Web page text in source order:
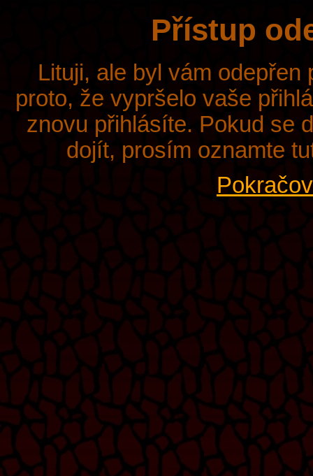
Přístup
Lituji, ale byl vám
proto, že vypršelo vaše
znovu přihlásíte. Pokud se
dojít, prosím oznamte